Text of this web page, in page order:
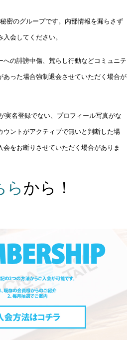
密のグループです。内部情報を漏らさず
会してください。
への誹謗中傷、荒らし行動などコミュニテ
あった場合強制退会させていただく場合が
実名登録でない、プロフィール写真がな
ウントがアクティブで無いと判断した場
をお断りさせていただく場合がありま
らから！